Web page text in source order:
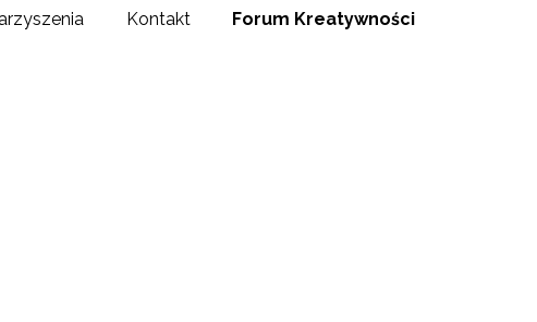
Kontakt Forum Kreatywności